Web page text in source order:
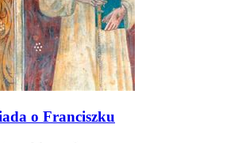
o Franciszku